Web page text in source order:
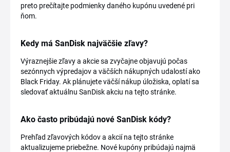
preto prečítajte podmienky daného kupónu uvedené pri
ňom.
Kedy má SanDisk najväčšie zľavy?
Výraznejšie zľavy a akcie sa zvyčajne objavujú počas
sezónnych výpredajov a väčších nákupných udalostí ako
Black Friday. Ak plánujete väčší nákup úložiska, oplatí sa
sledovať aktuálnu SanDisk akciu na tejto stránke.
Ako často pribúdajú nové SanDisk kódy?
Prehľad zľavových kódov a akcií na tejto stránke
aktualizujeme priebežne. Nové kupóny pribúdajú najmä